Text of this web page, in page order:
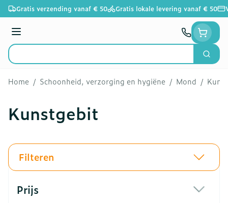
Ga naar de inhoud
Gratis verzending vanaf € 50 Gratis lokale levering vanaf € 50
Menu
Product, merk, categorie...
Zoek
Home / Schoonheid, verzorging en hygiëne / Mond /
Kunstgebit
Filteren
Prijs